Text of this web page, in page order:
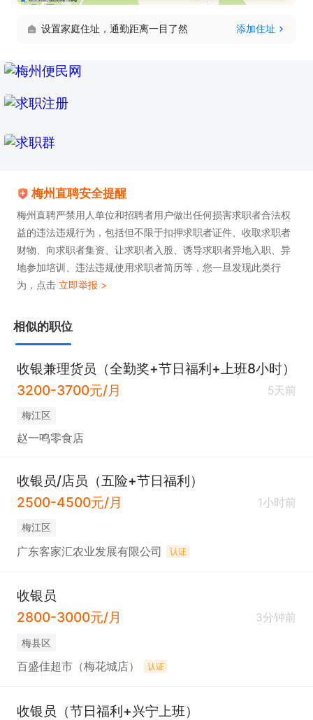
设置家庭住址，通勤距离一目了然 添加住址
梅州直聘安全提醒
梅州直聘严禁用人单位和招聘者用户做出任何损害求职者合法权
益的违法违规行为，包括但不限于扣押求职者证件、收取求职者
财物、向求职者集资、让求职者入股、诱导求职者异地入职、异
地参加培训、违法违规使用求职者简历等，您一旦发现此类行
为，点击 立即举报 >
相似的职位
收银兼理货员（全勤奖+节日福利+上班8小时）
3200-3700元/月
5天前
梅江区
赵一鸣零食店
收银员/店员（五险+节日福利）
2500-4500元/月
1小时前
梅江区
广东客家汇农业发展有限公司 认证
收银员
2800-3000元/月
3分钟前
梅县区
百盛佳超市（梅花城店） 认证
收银员（节日福利+兴宁上班）